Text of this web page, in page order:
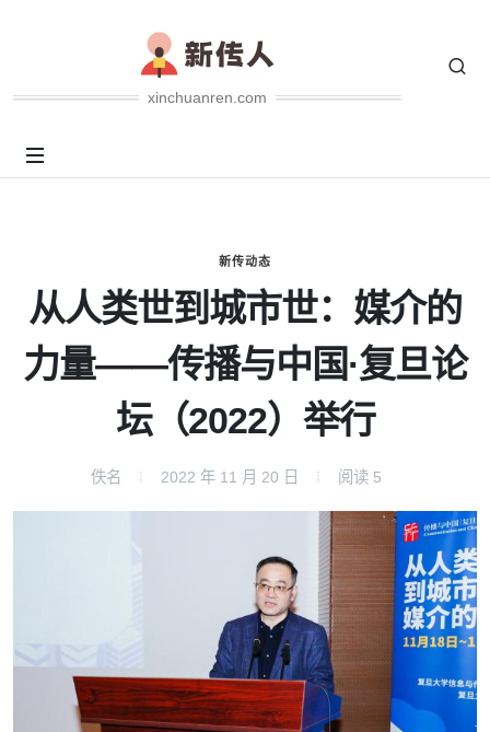
xinchuanren.com
新传动态
从人类世到城市世：媒介的
力量——传播与中国·复旦论
坛（2022）举行
佚名 2022 年 11 月 20 日 阅读 5